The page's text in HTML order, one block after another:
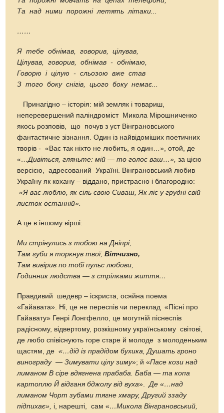
Та над ними порожні летять літаки...
……
Я тебе обнімав, говорив, цілував,
Цілував, говорив, обнімав - обнімаю,
Говорю і цілую - сльозою вже став
З того боку снігів, цього боку немає...
Принагідно – історія: мій земляк і товариш,
неперевершений паліндроміст Микола Мірошниченко
якось розповів, що почув з уст Вінграновського
фантастичне зізнання. Один із найвідоміших поетичних
творів - «Вас так ніхто не любить, я один…», отой, де
«…Дивіться, гляньте: мій — то голос ваш…», за цією
версією, адресований Україні. Вінграновський любив
Україну як кохану – віддано, пристрасно і благородно:
«Я вас люблю, як сіль свою Сиваш, Як ліс у грудні свій
листок останній».
А це в іншому вірші:
Ми стрінулись з тобою на Дніпрі,
Там губи я торкнув твої,Вітчизно,
Там вивірив по тобі пульс любови,
Годинник людства — з стрілкамижиття…
Правдивий шедевр – іскриста, осяйна поема
«Гайавата». Ні, це не переспів чи переклад «Пісні про
Гайавату» Генрі Лонгфелло, це могутній піснеспів
радісному, відвертому, розкішному українському світові,
де любо співіснують горе старе й молоде з молоденьким
щастям, де«…дід із прадідом бухика, Душать гроно
винограду — Зимувати цілу зиму»; й «Пасе кози над
лиманом В сіре вдягнена прабаба. Баба — та копа
картоплю Й відганя бджолу від вуха».Де «…над
лиманом Чорт зубами тягне хмару, Другий ззаду
підпихає», і, нарешті, сам «…Микола Вінграновський,